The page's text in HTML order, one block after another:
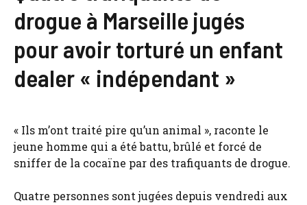
drogue à Marseille jugés
pour avoir torturé un enfant
dealer « indépendant »
« Ils m’ont traité pire qu’un animal », raconte le
jeune homme qui a été battu, brûlé et forcé de
sniffer de la cocaïne par des trafiquants de drogue.
Quatre personnes sont jugées depuis vendredi aux